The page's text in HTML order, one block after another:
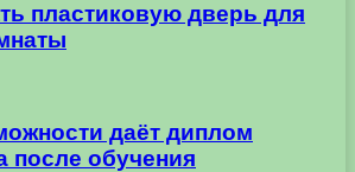
пластиковую дверь для
даёт диплом
после обучения